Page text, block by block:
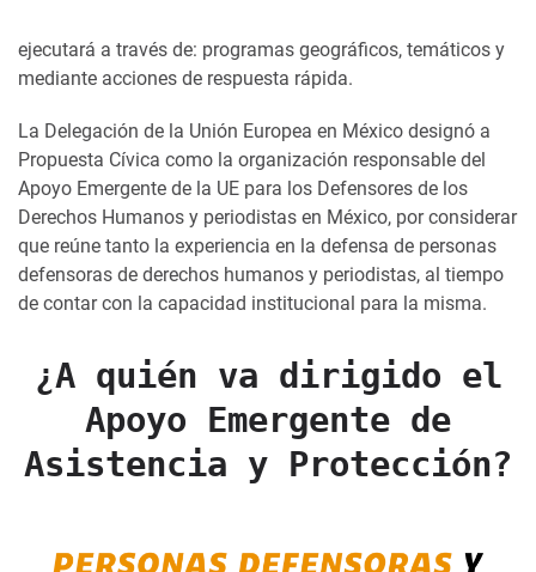
ejecutará a través de: programas geográficos, temáticos y
mediante acciones de respuesta rápida.
La Delegación de la Unión Europea en México designó a
Propuesta Cívica como la organización responsable del
Apoyo Emergente de la UE para los Defensores de los
Derechos Humanos y periodistas en México, por considerar
que reúne tanto la experiencia en la defensa de personas
defensoras de derechos humanos y periodistas, al tiempo
de contar con la capacidad institucional para la misma.
¿A quién va dirigido el
Apoyo Emergente de
Asistencia y Protección?